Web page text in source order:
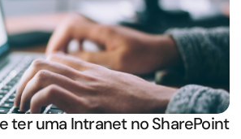
ter uma Intranet no SharePoint